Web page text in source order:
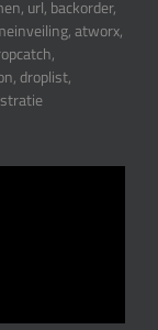
url, backorder,
atworx,
droplist,